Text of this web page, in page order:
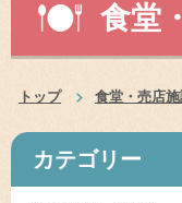
食堂
トップ 食堂・売店
カテゴリー